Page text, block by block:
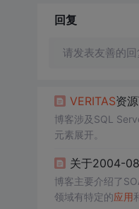
回复
请发表友善的
VERITAS资
博客涉及SQL
元素展开。
关于2004-
博客主要介绍了
领域有特定的应用